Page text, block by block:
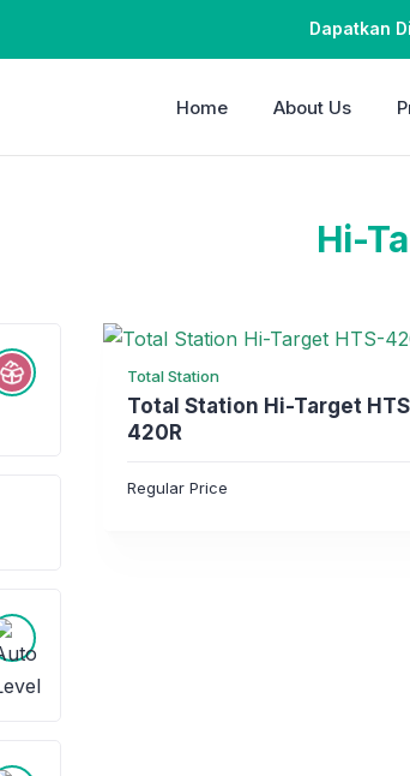
Dapatkan
Home About Us
Hi-
Total Station
Total Station Hi-Target
420R
Regular Price